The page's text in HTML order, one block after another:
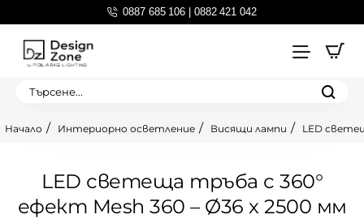
0887 685 106 | 0882 421 042
Търсене...
LED светеща тръба с 360°
ефект Mesh 360 – Ø36 x 2500 мм
Интериорно осветление Висящи лампи LED